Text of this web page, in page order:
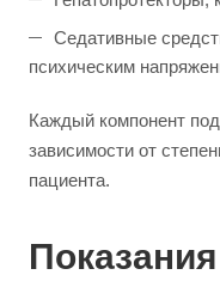
Седативные
психическим
Каждый компонент
зависимости от
пациента.
Показания